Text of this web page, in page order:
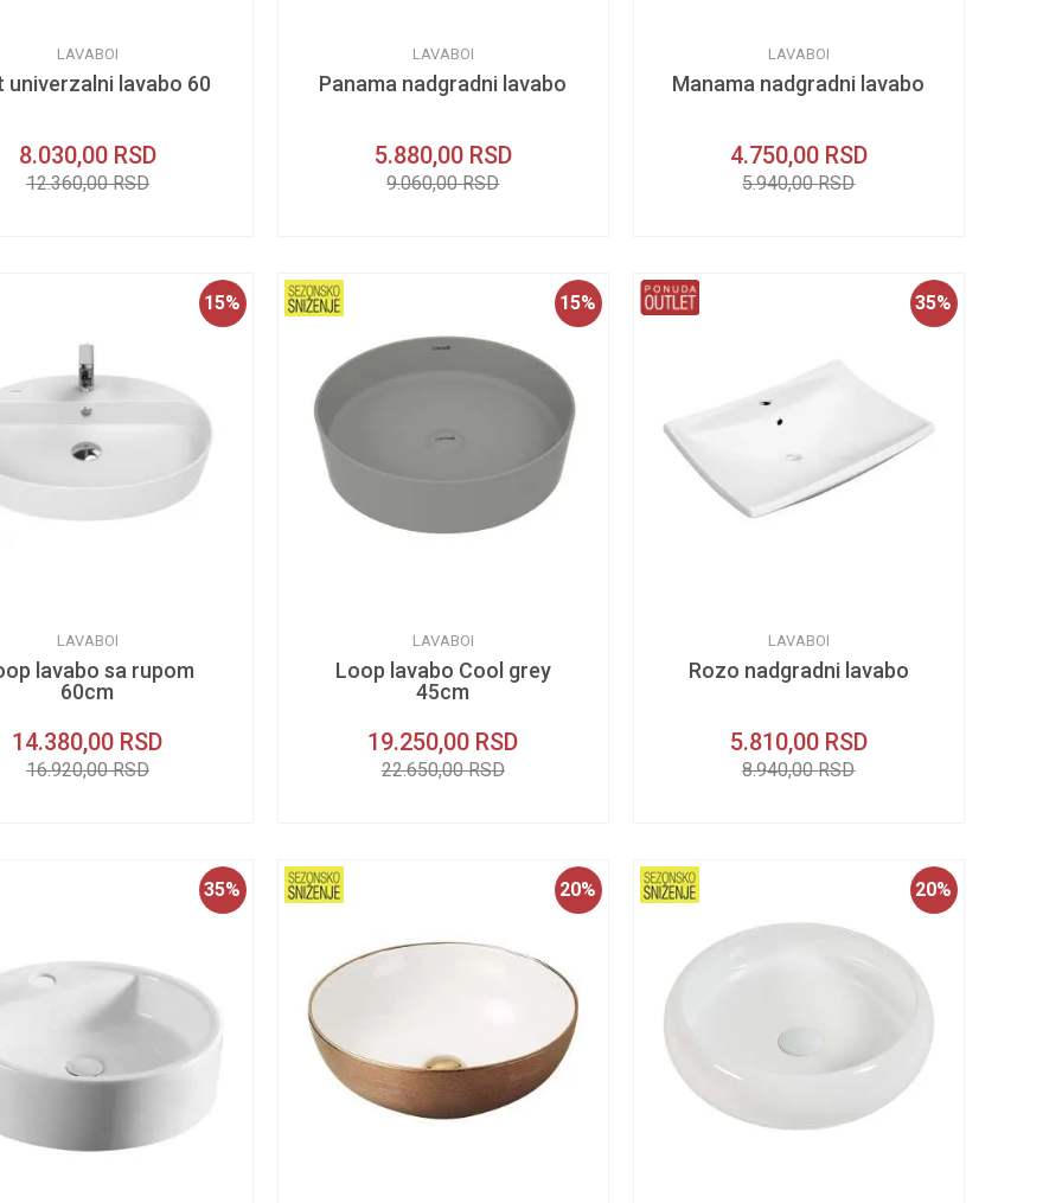
LAVABOI
univerzalni lavabo 60
8.030,00 RSD
12.360,00RSD
LAVABOI
Panama nadgradni lavabo
5.880,00 RSD
9.060,00RSD
LAVABOI
Manama nadgradni lavabo
4.750,00 RSD
5.940,00RSD
15%
LAVABOI
lavabo sa rupom
60cm
14.380,00 RSD
16.920,00RSD
15%
LAVABOI
Loop lavabo Cool grey
45cm
19.250,00 RSD
22.650,00RSD
35%
LAVABOI
Rozo nadgradni lavabo
5.810,00 RSD
8.940,00RSD
35% 20% 20%